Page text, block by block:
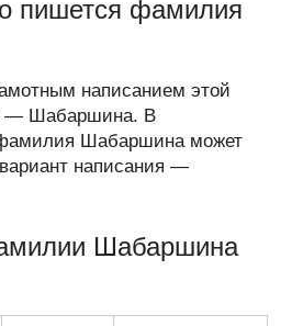
пишется фамилия
написанием этой
— Шабаршина. В
Шабаршина может
написания —
Шабаршина